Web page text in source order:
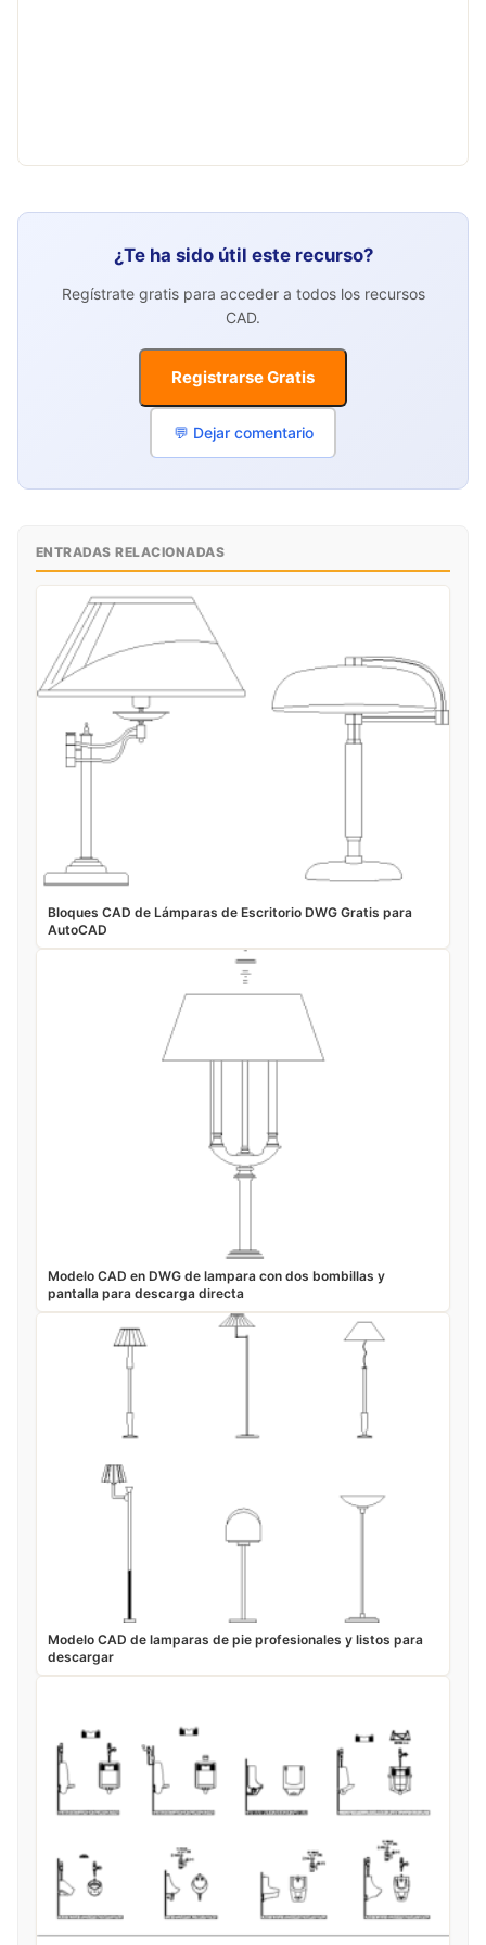
¿Te ha sido útil este recurso?
Regístrate gratis para acceder a todos los recursos
CAD.
Registrarse Gratis
💬 Dejar comentario
ENTRADAS RELACIONADAS
Bloques CAD de Lámparas de Escritorio DWG Gratis para
AutoCAD
Modelo CAD en DWG de lampara con dos bombillas y
pantalla para descarga directa
Modelo CAD de lamparas de pie profesionales y listos para
descargar